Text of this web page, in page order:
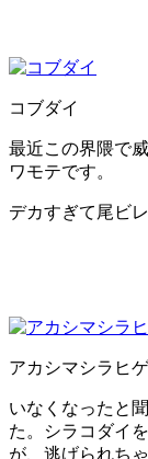
コブダイ
最近この界隈で
ワモテです。
デカすぎて尾ビ
アカシマシラヒ
いなくなったと
た。シラコダイ
が、逃げられち